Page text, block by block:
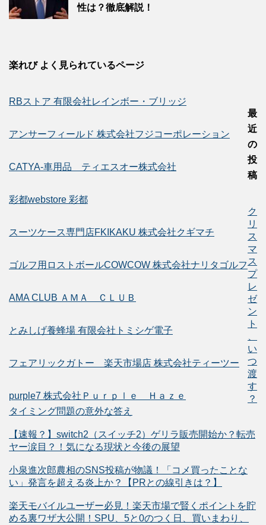
性は？徹底解説！
楽れび よく見られているページ
RBストア 有限会社レインボー・ブリッジ
アンサーフィールド 株式会社フジコーポレーション
CATYA-車用品 ティエスオー株式会社
彩都webstore 彩都
スーツケース専門店FKIKAKU 株式会社クギマチ
ゴルフ用ロストボールCOWCOW 株式会社ナリタゴルフ
AMA CLUB ＡＭＡ ＣＬＵＢ
とみしげ養蜂場 有限会社トミシゲ電子
フェアリックガトー 楽天市場店 株式会社ティーツー
purple7 株式会社Ｐｕｒｐｌｅ Ｈａｚｅ
最
近
の
投
稿
ク
リ
ス
マ
ス
プ
レ
ゼ
ン
ト
い
つ
渡
す
？
タイミング問題の意外な答え
【速報？】switch2（スイッチ2）ゲリラ販売開始か？転売
ヤー涙目？！気になる現状と今後の展望
小泉進次郎農相のSNS投稿が物議！「コメ買ったことな
い」発言を超える炎上か？【PRとの線引きは？】
楽天モバイルユーザー必見！楽天市場で賢くポイントを貯
める裏ワザ大公開！SPU、5と0のつく日、買いまわり、